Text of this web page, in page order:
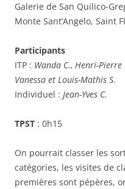
Galerie de San Quilico-
Monte Sant’Angelo, Saint
Participants
ITP : Wanda C., Henri-Pierre
Vanessa et Louis-Mathis S.
Individuel : Jean-Yves C.
TPST : 0h15
On pourrait classer les
catégories, les visites de
premières sont pépères,